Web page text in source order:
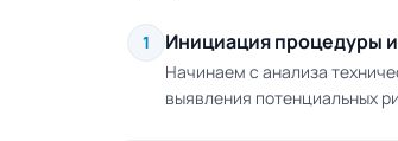
1 Инициация процедуры
Начинаем с анализа
выявления потенциальных